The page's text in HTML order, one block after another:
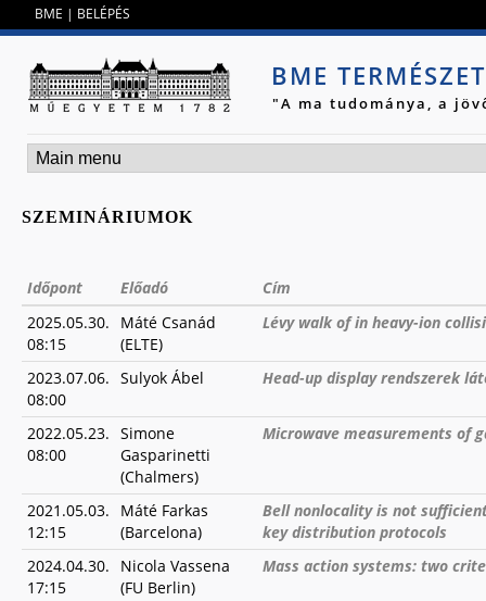
BME | BELÉPÉS
BME
"A ma tudománya, a
SZEMINÁRIUMOK
Időpont Előadó
Cím
2025.05.30.
08:15
Máté Csanád
(ELTE)
Lévy walk of in heavy-ion
2023.07.06.
08:00
Sulyok Ábel Head-up display rendszerek
2022.05.23.
08:00
Simone
Gasparinetti
(Chalmers)
Microwave measurements of
2021.05.03.
12:15
Máté Farkas
(Barcelona)
Bell nonlocality is not
key distribution protocols
2024.04.30.
17:15
Nicola Vassena
(FU Berlin)
Mass action systems: two